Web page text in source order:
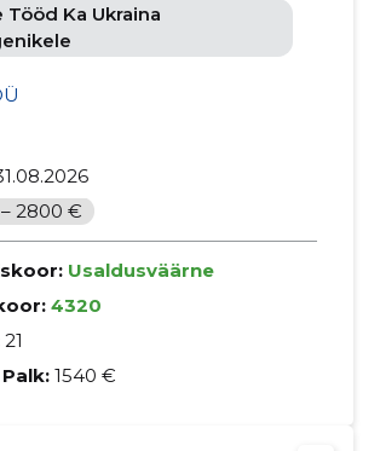
Tööd Ka Ukraina
2800 €
Usaldusväärne
4320
21
1540 €